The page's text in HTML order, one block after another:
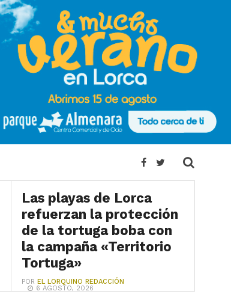
Las playas de Lorca
refuerzan la protección
de la tortuga boba con
la campaña «Territorio
Tortuga»
POREL LORQUINO REDACCIÓN
6 AGOSTO, 2026